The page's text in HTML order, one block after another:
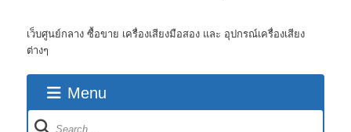
เว็บศูนย์กลาง ซื้อขาย เครื่องเสียงมือสอง และ อุปกรณ์เครื่องเสียง
ต่างๆ
Menu
Forum